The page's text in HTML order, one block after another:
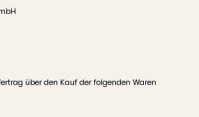
über den Kauf der folgenden Waren